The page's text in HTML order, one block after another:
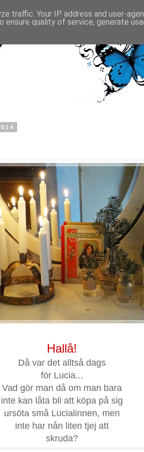
Hallå!
Då var det alltså dags
för Lucia...
Vad gör man då om man bara
inte kan låta bli att köpa på sig
ursöta små Lucialinnen, men
inte har nån liten tjej att
skruda?
traffic. Your IP address and user-
ensure quality of service, generate